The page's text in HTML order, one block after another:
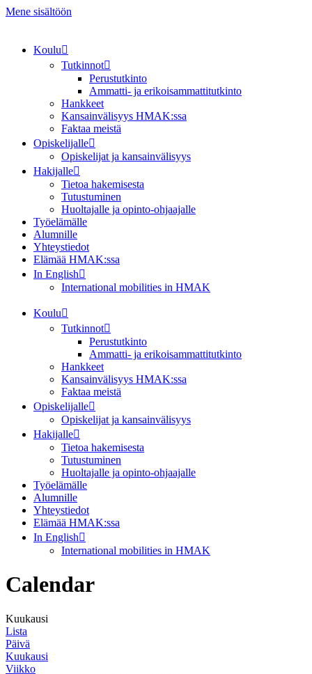
Mene sisältöön
Koulu
Tutkinnot
Perustutkinto
Ammatti- ja erikoisammattitutkinto
Hankkeet
Kansainvälisyys HMAK:ssa
Faktaa meistä
Opiskelijalle
Opiskelijat ja kansainvälisyys
Hakijalle
Tietoa hakemisesta
Tutustuminen
Huoltajalle ja opinto-ohjaajalle
Työelämälle
Alumnille
Yhteystiedot
Elämää HMAK:ssa
In English
International mobilities in HMAK
Koulu
Tutkinnot
Perustutkinto
Ammatti- ja erikoisammattitutkinto
Hankkeet
Kansainvälisyys HMAK:ssa
Faktaa meistä
Opiskelijalle
Opiskelijat ja kansainvälisyys
Hakijalle
Tietoa hakemisesta
Tutustuminen
Huoltajalle ja opinto-ohjaajalle
Työelämälle
Alumnille
Yhteystiedot
Elämää HMAK:ssa
In English
International mobilities in HMAK
Calendar
Kuukausi
Lista
Päivä
Kuukausi
Viikko